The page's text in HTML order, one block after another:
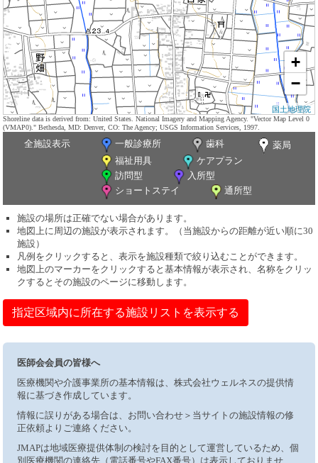
+
−
国土地理院
Shoreline data is derived from: United States. National Imagery and Mapping Agency. "Vector Map Level 0
(VMAP0)." Bethesda, MD: Denver, CO: The Agency; USGS Information Services, 1997.
全施設表示 一般診療所 歯科
薬局
福祉用具
ケアプラン
訪問型
入所型
ショートステイ
通所型
施設の場所は正確でない場合があります。
地図上に周辺の施設が表示されます。（当施設からの距離が近い順に30
施設）
凡例をクリックすると、表示を施設種類で絞り込むことができます。
地図上のマーカーをクリックすると基本情報が表示され、名称をクリッ
クするとその施設のページに移動します。
指定区域内に所在する施設リストを表示する
医師会会員の皆様へ
医療機関や介護事業所の基本情報は、株式会社ウェルネスの提供情
報に基づき作成しています。
情報に誤りがある場合は、お問い合わせ＞当サイトの施設情報の修
正依頼よりご連絡ください。
JMAPは地域医療提供体制の検討を目的として運営しているため、個
別医療機関の連絡先（電話番号やFAX番号）は表示しておりませ